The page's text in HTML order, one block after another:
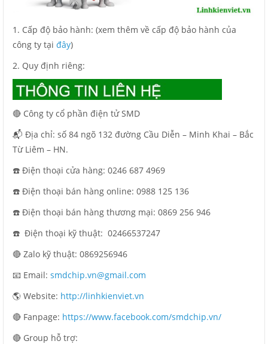
1. Cấp độ bảo hành: (xem thêm về cấp độ bảo hành của
công ty tại đây)
2. Quy định riêng:
🔴 Công ty cổ phần điện tử SMD
📬 Địa chỉ: số 84 ngõ 132 đường Cầu Diễn – Minh Khai – Bắc
Từ Liêm – HN.
☎️ Điện thoại cửa hàng: 0246 687 4969
☎️ Điện thoại bán hàng online: 0988 125 136
☎️ Điện thoại bán hàng thương mại: 0869 256 946
☎️ Điện thoại kỹ thuật: 02466537247
🔴 Zalo kỹ thuật: 0869256946
📧 Email: smdchip.vn@gmail.com
🌎 Website: http://linhkienviet.vn
🔴 Fanpage: https://www.facebook.com/smdchip.vn/
🔴 Group hỗ trợ: